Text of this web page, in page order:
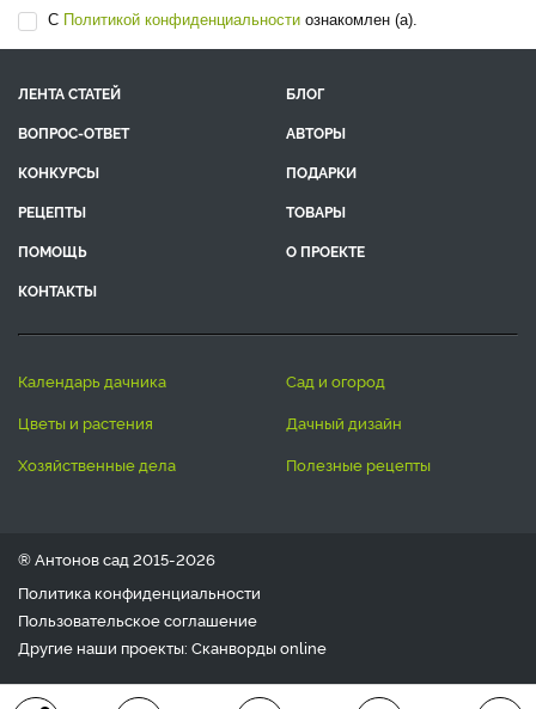
С Политикой конфиденциальности ознакомлен (а).
ЛЕНТА СТАТЕЙ
БЛОГ
ВОПРОС-ОТВЕТ
АВТОРЫ
КОНКУРСЫ
ПОДАРКИ
РЕЦЕПТЫ
ТОВАРЫ
ПОМОЩЬ
О ПРОЕКТЕ
КОНТАКТЫ
календарь дачника
сад и огород
цветы и растения
дачный дизайн
хозяйственные дела
полезные рецепты
® Антонов сад 2015-2026
Политика конфиденциальности
Пользовательское соглашение
Другие наши проекты: Сканвордыonline
Любое использование материала допускается только с